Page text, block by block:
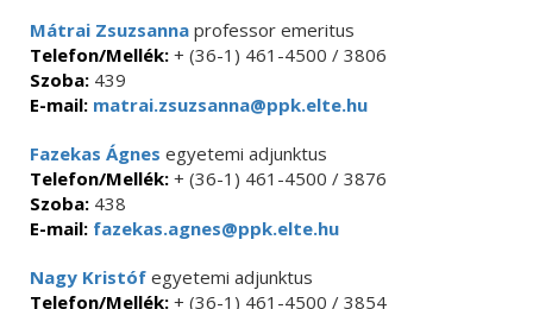
Mátrai Zsuzsanna professor emeritus
Telefon/Mellék: + (36-1) 461-4500 / 3806
Szoba: 439
E-mail: matrai.zsuzsanna@ppk.elte.hu
Fazekas Ágnes egyetemi adjunktus
Telefon/Mellék: + (36-1) 461-4500 / 3876
Szoba: 438
E-mail: fazekas.agnes@ppk.elte.hu
Nagy Kristóf egyetemi adjunktus
Telefon/Mellék: + (36-1) 461-4500 / 3854